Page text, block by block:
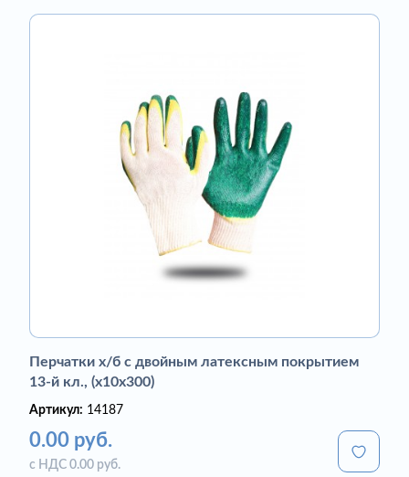
Перчатки х/б с двойным латексным покрытием
13-й кл., (х10х300)
Артикул: 14187
0.00 руб.
с НДС 0.00 руб.